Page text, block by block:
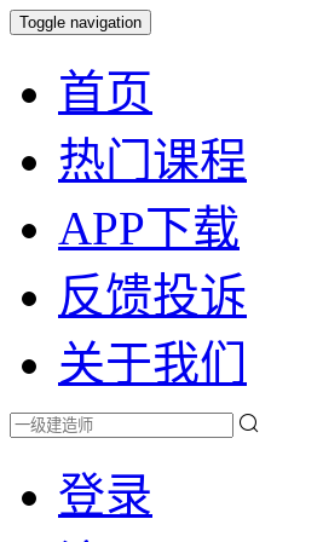
Toggle navigation
首页
热门课程
APP下载
反馈投诉
关于我们
登录